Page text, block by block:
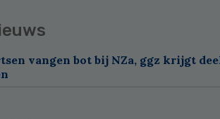
vangen bot bij NZa, ggz krijgt